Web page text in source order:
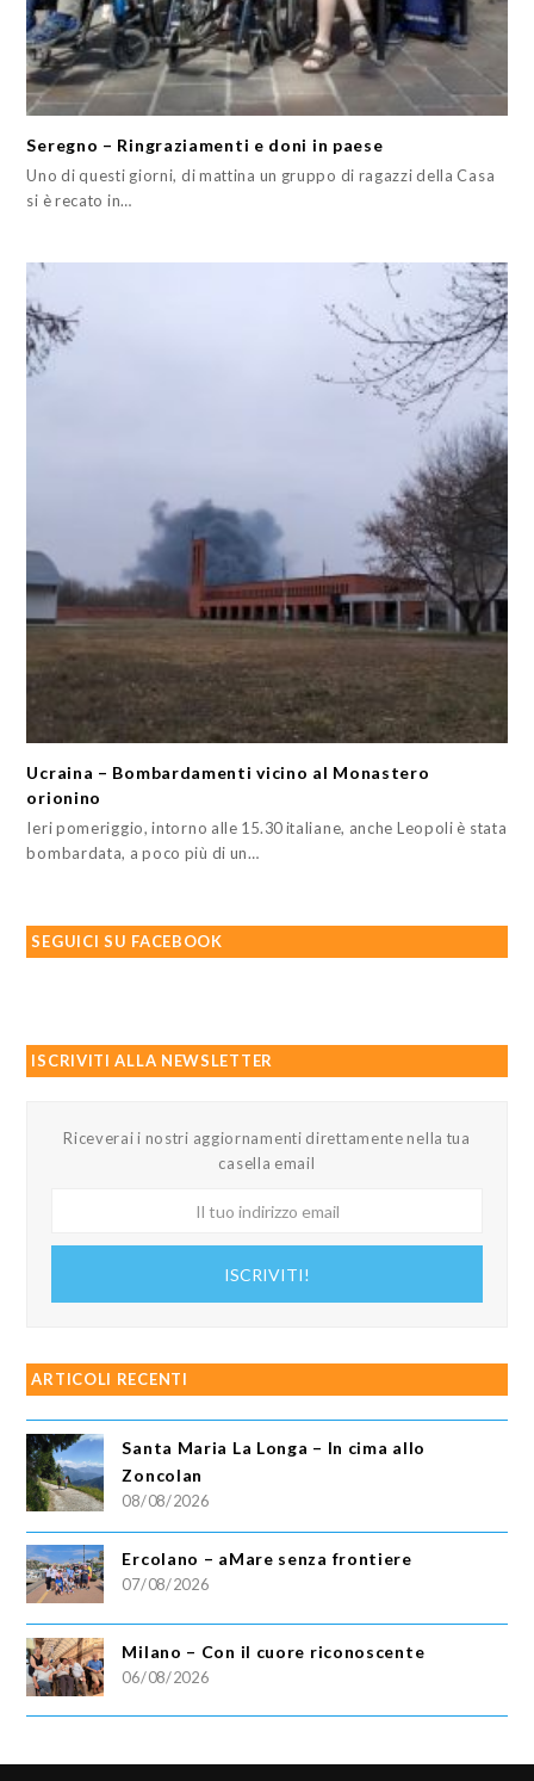
Seregno – Ringraziamenti e doni in paese
Uno di questi giorni, di mattina un gruppo di ragazzi della Casa
si è recato in…
Ucraina – Bombardamenti vicino al Monastero
orionino
Ieri pomeriggio, intorno alle 15.30 italiane, anche Leopoli è stata
bombardata, a poco più di un…
SEGUICI SU FACEBOOK
ISCRIVITI ALLA NEWSLETTER
Riceverai i nostri aggiornamenti direttamente nella tua
casella email
ISCRIVITI!
ARTICOLI RECENTI
Santa Maria La Longa – In cima allo
Zoncolan
08/08/2026
Ercolano – aMare senza frontiere
07/08/2026
Milano – Con il cuore riconoscente
06/08/2026